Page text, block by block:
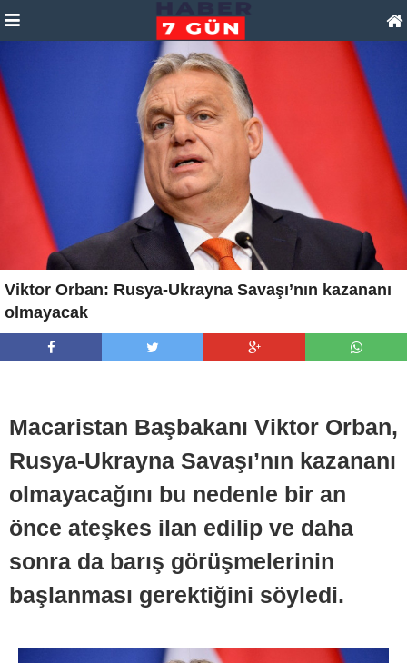
Viktor Orban: Rusya-Ukrayna Savaşı’nın kazananı
olmayacak
Macaristan Başbakanı Viktor Orban,
Rusya-Ukrayna Savaşı’nın kazananı
olmayacağını bu nedenle bir an
önce ateşkes ilan edilip ve daha
sonra da barış görüşmelerinin
başlanması gerektiğini söyledi.